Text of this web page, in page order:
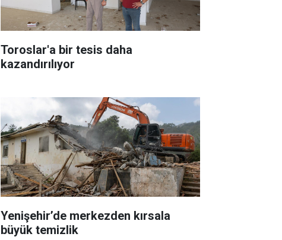
Toroslar'a bir tesis daha
kazandırılıyor
Yenişehir’de merkezden kırsala
büyük temizlik